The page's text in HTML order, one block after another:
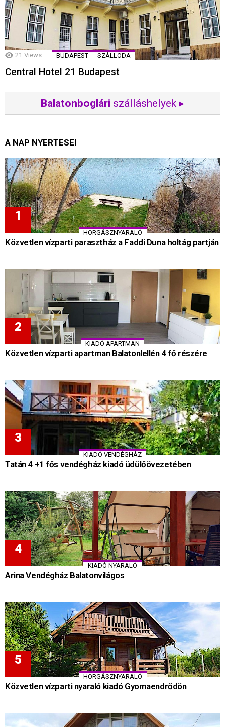
21 Views BUDAPEST SZÁLLODA
Central Hotel 21 Budapest
Balatonboglári szálláshelyek ▸
A NAP NYERTESEI
HORGÁSZNYARALÓ
Közvetlen vízparti parasztház a Faddi Duna holtág partján
KIADÓ APARTMAN
Közvetlen vízparti apartman Balatonlellén 4 fő részére
KIADÓ VENDÉGHÁZ
Tatán 4 +1 fős vendégház kiadó üdülőövezetében
KIADÓ NYARALÓ
Arina Vendégház Balatonvilágos
HORGÁSZNYARALÓ
Közvetlen vízparti nyaraló kiadó Gyomaendrődön